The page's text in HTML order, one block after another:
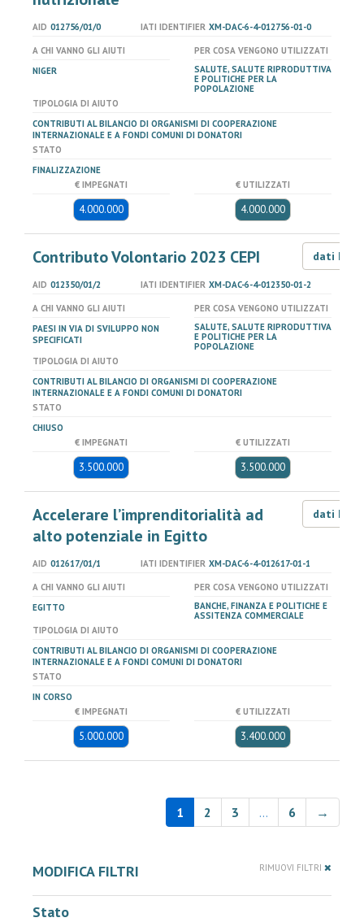
AID 012756/01/0 IATI IDENTIFIER XM-DAC-6-4-012756-01-0
A CHI VANNO GLI AIUTI
NIGER
PER COSA VENGONO UTILIZZATI
SALUTE, SALUTE RIPRODUTTIVA
E POLITICHE PER LA
POPOLAZIONE
TIPOLOGIA DI AIUTO
CONTRIBUTI AL BILANCIO DI ORGANISMI DI COOPERAZIONE
INTERNAZIONALE E A FONDI COMUNI DI DONATORI
STATO
FINALIZZAZIONE
€ IMPEGNATI
4.000.000
€ UTILIZZATI
4.000.000
Contributo Volontario 2023 CEPI dati LOD
AID 012350/01/2 IATI IDENTIFIER XM-DAC-6-4-012350-01-2
A CHI VANNO GLI AIUTI
PAESI IN VIA DI SVILUPPO NON
SPECIFICATI
PER COSA VENGONO UTILIZZATI
SALUTE, SALUTE RIPRODUTTIVA
E POLITICHE PER LA
POPOLAZIONE
TIPOLOGIA DI AIUTO
CONTRIBUTI AL BILANCIO DI ORGANISMI DI COOPERAZIONE
INTERNAZIONALE E A FONDI COMUNI DI DONATORI
STATO
CHIUSO
€ IMPEGNATI
3.500.000
€ UTILIZZATI
3.500.000
Accelerare l’imprenditorialità ad
alto potenziale in Egitto
dati LOD
AID 012617/01/1 IATI IDENTIFIER XM-DAC-6-4-012617-01-1
A CHI VANNO GLI AIUTI
EGITTO
PER COSA VENGONO UTILIZZATI
BANCHE, FINANZA E POLITICHE E
ASSITENZA COMMERCIALE
TIPOLOGIA DI AIUTO
CONTRIBUTI AL BILANCIO DI ORGANISMI DI COOPERAZIONE
INTERNAZIONALE E A FONDI COMUNI DI DONATORI
STATO
IN CORSO
€ IMPEGNATI
5.000.000
€ UTILIZZATI
3.400.000
1 2 3 … 6 →
MODIFICA FILTRI RIMUOVI FILTRI
Stato